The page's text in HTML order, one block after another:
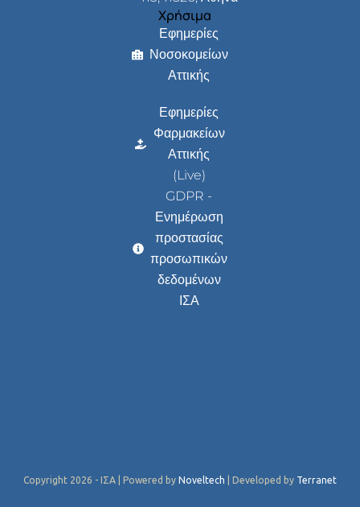
Χρήσιμα
Εφημερίες
Νοσοκομείων
Αττικής
Εφημερίες
Φαρμακείων
Αττικής
(Live)
GDPR -
Ενημέρωση
προστασίας
προσωπικών
δεδομένων
ΙΣΑ
Copyright 2026 - ΙΣΑ | Powered by Noveltech | Developed by Terranet